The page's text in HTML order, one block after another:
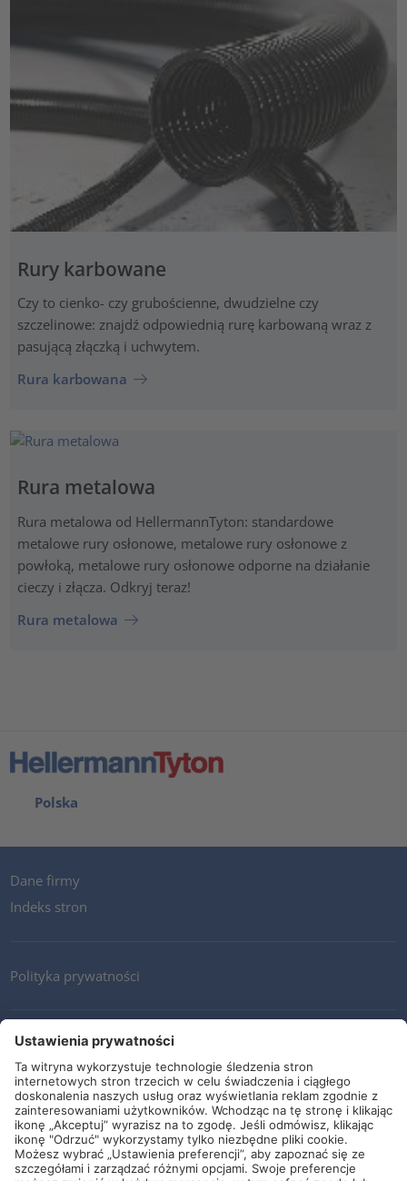
Rury karbowane
Czy to cienko- czy grubościenne, dwudzielne czy
szczelinowe: znajdź odpowiednią rurę karbowaną wraz z
pasującą złączką i uchwytem.
Rura karbowana
Rura metalowa
Rura metalowa od HellermannTyton: standardowe
metalowe rury osłonowe, metalowe rury osłonowe z
powłoką, metalowe rury osłonowe odporne na działanie
cieczy i złącza. Odkryj teraz!
Rura metalowa
Polska
Dane firmy
Indeks stron
Polityka prywatności
Kontakt
Newsletter